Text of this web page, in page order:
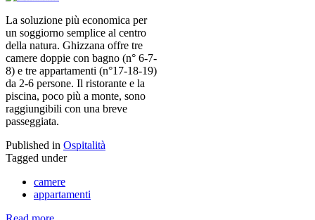
La soluzione più economica per
un soggiorno semplice al centro
della natura. Ghizzana offre tre
camere doppie con bagno (n° 6-7-
8) e tre appartamenti (n°17-18-19)
da 2-6 persone. Il ristorante e la
piscina, poco più a monte, sono
raggiungibili con una breve
passeggiata.
Published in Ospitalità
Tagged under
camere
appartamenti